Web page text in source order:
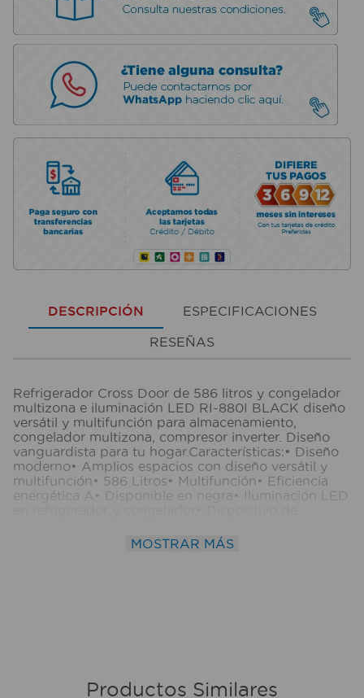
DESCRIPCIÓN ESPECIFICACIONES
RESEÑAS
Refrigerador Cross Door de 586 litros y congelador
multizona e iluminación LED RI-880I BLACK diseño
versátil y multifunción para almacenamiento,
congelador multizona, compresor inverter. Diseño
vanguardista para tu hogar.Características:• Diseño
moderno• Amplios espacios con diseño versátil y
multifunción• 586 Litros• Multifunción• Eficiencia
energética A• Disponible en negra• Iluminación LED
lámina inoxidable negraPanel digital multifunción:•
Zona convertible ajuste de temperatura -20°C a +5°
humedad Crisper para frutas y verduras• Zona con
MOSTRAR MÁS
Productos Similares